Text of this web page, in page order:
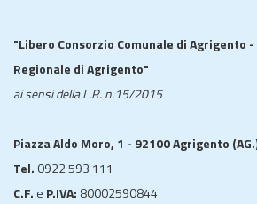
"Libero Consorzio Comunale di Agrigento
Regionale di Agrigento"
ai sensi della L.R. n.15/2015
Piazza Aldo Moro, 1 - 92100 Agrigento
Tel. 0922 593 111
C.F. e P.IVA: 80002590844